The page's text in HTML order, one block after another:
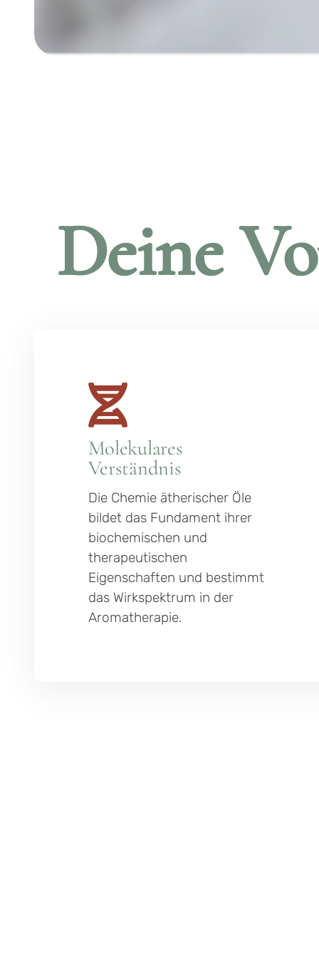
Deine
Molekulares
Verständnis
Die Chemie ätherischer Öle
bildet das Fundament ihrer
biochemischen und
therapeutischen
Eigenschaften und bestimmt
das Wirkspektrum in der
Aromatherapie.